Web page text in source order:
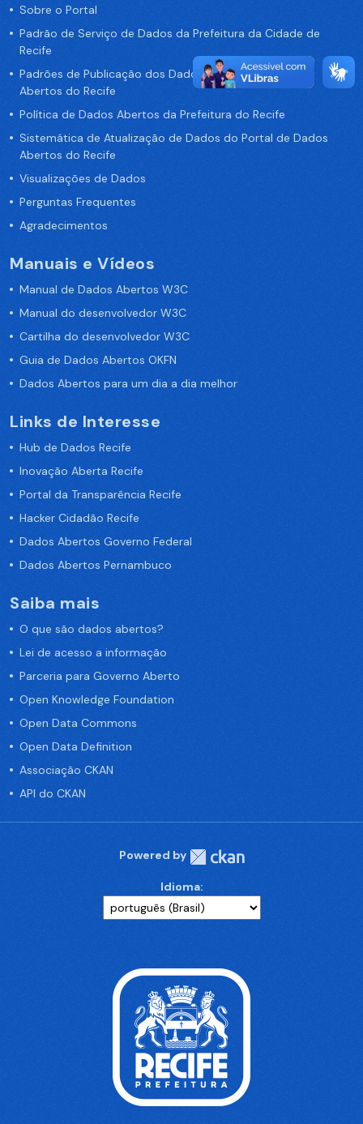
Sobre o Portal
Padrão de Serviço de Dados da Prefeitura da Cidade de
Recife
Padrões de Publicação dos Dados no Portal de Dados
Abertos do Recife
Política de Dados Abertos da Prefeitura do Recife
Sistemática de Atualização de Dados do Portal de Dados
Abertos do Recife
Visualizações de Dados
Perguntas Frequentes
Agradecimentos
Manuais e Vídeos
Manual de Dados Abertos W3C
Manual do desenvolvedor W3C
Cartilha do desenvolvedor W3C
Guia de Dados Abertos OKFN
Dados Abertos para um dia a dia melhor
Links de Interesse
Hub de Dados Recife
Inovação Aberta Recife
Portal da Transparência Recife
Hacker Cidadão Recife
Dados Abertos Governo Federal
Dados Abertos Pernambuco
Saiba mais
O que são dados abertos?
Lei de acesso a informação
Parceria para Governo Aberto
Open Knowledge Foundation
Open Data Commons
Open Data Definition
Associação CKAN
API do CKAN
Powered by
Idioma